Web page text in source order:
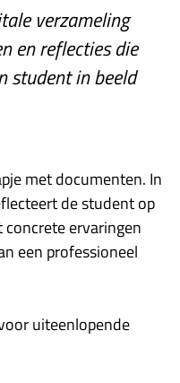
verzameling
en reflecties die
student in beeld
met documenten. In
de student op
ervaringen
een professioneel
uiteenlopende